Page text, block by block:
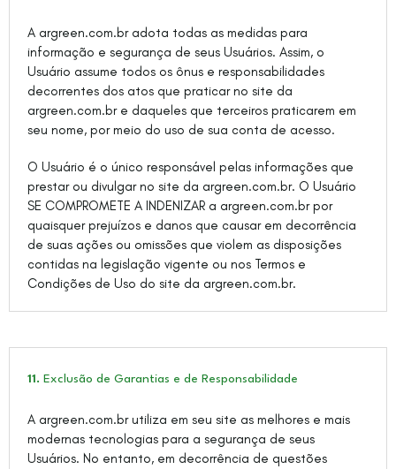
A argreen.com.br adota todas as medidas para
informação e segurança de seus Usuários. Assim, o
Usuário assume todos os ônus e responsabilidades
decorrentes dos atos que praticar no site da
argreen.com.br e daqueles que terceiros praticarem em
seu nome, por meio do uso de sua conta de acesso.
O Usuário é o único responsável pelas informações que
prestar ou divulgar no site da argreen.com.br. O Usuário
SE COMPROMETE A INDENIZAR a argreen.com.br por
quaisquer prejuízos e danos que causar em decorrência
de suas ações ou omissões que violem as disposições
contidas na legislação vigente ou nos Termos e
Condições de Uso do site da argreen.com.br.
11. Exclusão de Garantias e de Responsabilidade
A argreen.com.br utiliza em seu site as melhores e mais
modernas tecnologias para a segurança de seus
Usuários. No entanto, em decorrência de questões